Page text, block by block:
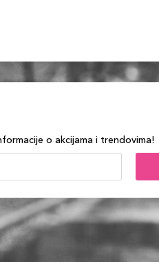
o akcijama i trendovima!